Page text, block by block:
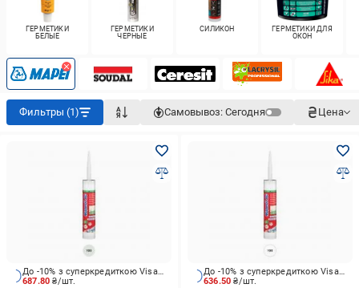
ГЕРМЕТИКИ
БЕЛЫЕ
ГЕРМЕТИКИ
ЧЕРНЫЕ
СИЛИКОН
ГЕРМЕТИКИ ДЛЯ
ОКОН
Фильтры (1) Самовывоз: Сегодня Цена
687.80₴/шт.
До -10% з суперкредиткою Visa Вигода
636.50₴/шт.
До -10% з суперкредиткою Visa Вигода